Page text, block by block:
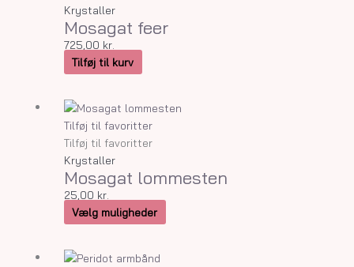
Krystaller
Mosagat feer
725,00 kr.
Tilføj til kurv
Tilføj til favoritter
Tilføj til favoritter
Krystaller
Mosagat lommesten
25,00 kr.
Vælg muligheder
Dette
varianter.
vælges